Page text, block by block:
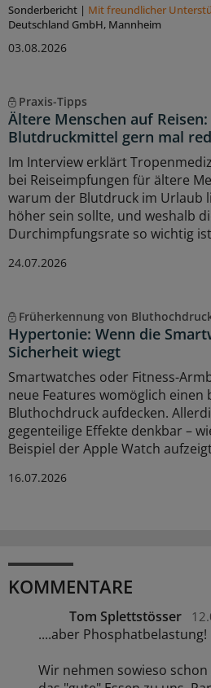
Sonderbericht | Mit freundlicher
Deutschland GmbH, Mannheim
03.08.2026
Praxis-Tipps
Ältere Menschen auf
Blutdruckmittel gern mal
Im Interview erklärt
bei Reiseimpfungen für ältere
warum der Blutdruck im Urlaub
höher sein sollte, und weshalb
Durchimpfungsrate so wichtig
24.07.2026
Früherkennung von
Hypertonie: Wenn die
Sicherheit wiegt
Smartwatches oder Fitness-
neue Features womöglich
Bluthochdruck aufdecken.
gegenteilige Effekte denkbar –
Beispiel der Apple Watch
16.07.2026
KOMMENTARE
Tom Splettstösser
....aber Phosphatbelastung!
Wir nehmen sowieso